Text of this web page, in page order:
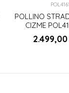
POL4161
POLLINO
CIZME
2.499,00